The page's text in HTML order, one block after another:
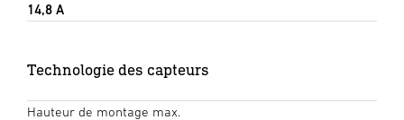
14,8 A
Technologie des capteurs
Hauteur de montage max.